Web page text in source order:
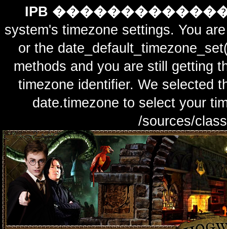
IPB
system's timezone settings. You
or the
methods and you are still getting
timezone identifier. We selected
date.timezone to select
/sources/